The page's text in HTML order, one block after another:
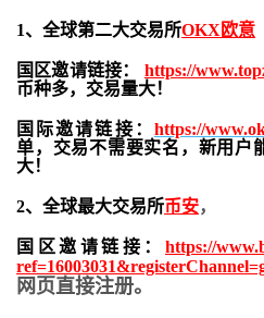
1、全球第二大交易所OKX欧意
国区邀请链接： https://
币种多，交易量大！
国际邀请链接： https://
单，交易不需要实名，新用户
大！
2、全球最大交易所币安，
国区邀请链接： https://
网页直接注册。